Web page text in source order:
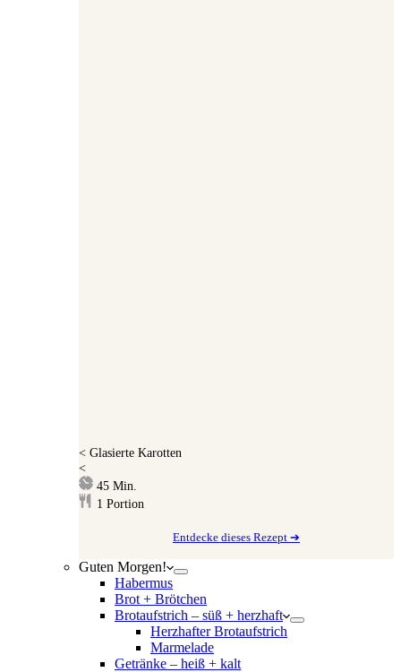
< Glasierte Karotten
<
45 Minuten
Min.
1 Portion
Entdecke dieses Rezept ➔
Guten Morgen!
Habermus
Brot + Brötchen
Brotaufstrich – süß + herzhaft
Herzhafter Brotaufstrich
Marmelade
Getränke – heiß + kalt